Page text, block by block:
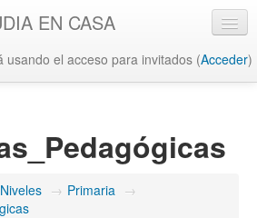
EN CASA
usando el acceso para invitados (Acceder)
Niveles → Primaria →